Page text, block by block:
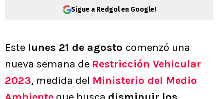
Sigue a Redgol en Google!
Este lunes 21 de agosto comenzó una
nueva semana de Restricción Vehicular
2023, medida del Ministerio del Medio